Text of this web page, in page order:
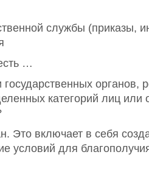
службы (приказы,
…
органов,
категорий лиц или
Это включает в себя
условий для